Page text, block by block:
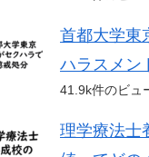
首都大学東
ハラスメン
41.9k件のビュ
理学療法士